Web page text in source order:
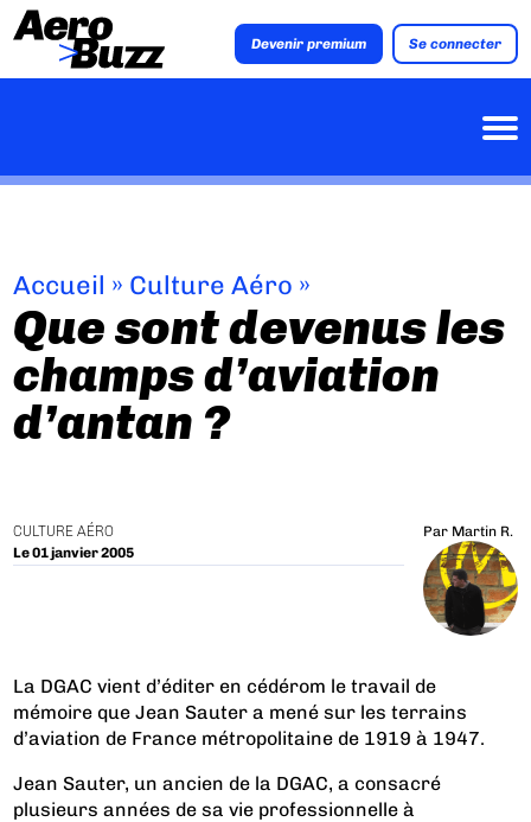
Devenir premium Se connecter
Accueil » Culture Aéro »
Que sont devenus les
champs d’aviation
d’antan ?
CULTURE AÉRO
Le 01 janvier 2005
Par Martin R.
La DGAC vient d’éditer en cédérom le travail de
mémoire que Jean Sauter a mené sur les terrains
d’aviation de France métropolitaine de 1919 à 1947.
Jean Sauter, un ancien de la DGAC, a consacré
plusieurs années de sa vie professionnelle à